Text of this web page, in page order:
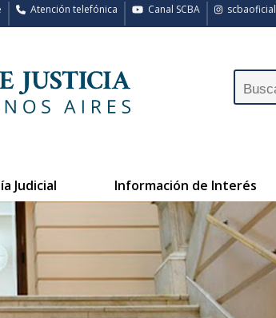
scbaoficial
Canal SCBA
Atención telefónica
Judicial Información de Interés